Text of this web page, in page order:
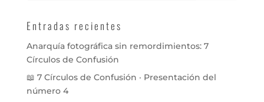
Entradas recientes
Anarquía fotográfica sin remordimientos: 7
Círculos de Confusión
📖 7 Círculos de Confusión · Presentación del
número 4